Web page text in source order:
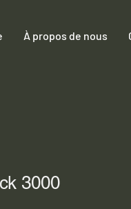
À propos de nous
3000